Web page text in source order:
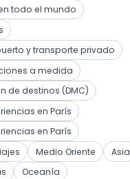
todo el mundo
y transporte privado
a medida
de destinos (DMC)
en París
en París
Medio Oriente
Asia
Oceanía